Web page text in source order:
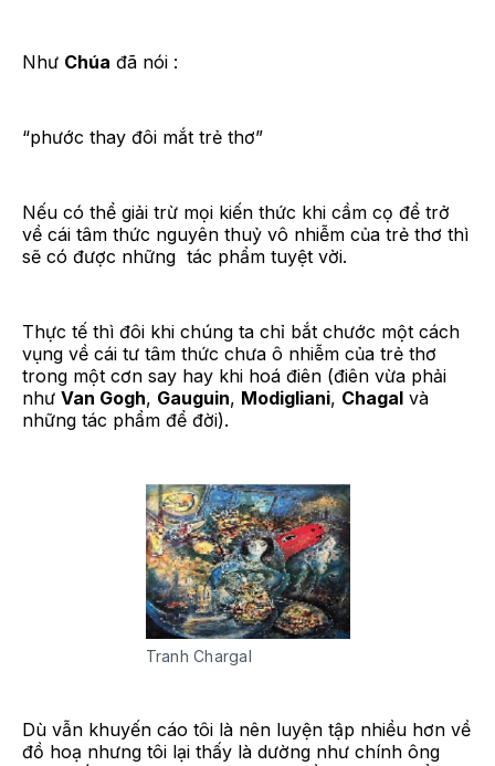
Như Chúa đã nói :
“phước thay đôi mắt trẻ thơ”
Nếu có thể giải trừ mọi kiến thức khi cầm cọ để trở
về cái tâm thức nguyên thuỷ vô nhiễm của trẻ thơ thì
sẽ có được những tác phẩm tuyệt vời.
Thực tế thì đôi khi chúng ta chỉ bắt chước một cách
vụng về cái tư tâm thức chưa ô nhiễm của trẻ thơ
trong một cơn say hay khi hoá điên (điên vừa phải
như Van Gogh, Gauguin, Modigliani, Chagal và
những tác phẩm để đời).
Tranh Chargal
Dù vẫn khuyến cáo tôi là nên luyện tập nhiều hơn về
đồ hoạ nhưng tôi lại thấy là dường như chính ông